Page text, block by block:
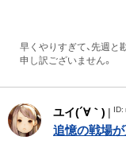
早くやりすぎて、先週と
申し訳ございません。
ユイ(´∀｀) | ID:
追憶の戦場